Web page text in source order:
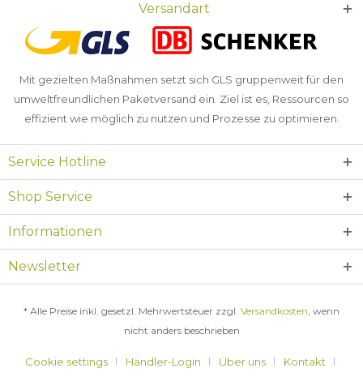
Versandart
Mit gezielten Maßnahmen setzt sich GLS gruppenweit für den
umweltfreundlichen Paketversand ein. Ziel ist es, Ressourcen so
effizient wie möglich zu nutzen und Prozesse zu optimieren.
Service Hotline
Shop Service
Informationen
Newsletter
* Alle Preise inkl. gesetzl. Mehrwertsteuer zzgl. Versandkosten, wenn
nicht anders beschrieben
Cookie settings Händler-Login Über uns Kontakt